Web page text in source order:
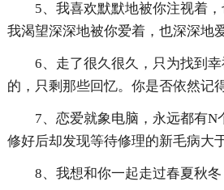
5、我喜欢默默地被你注视着，
我渴望深深地被你爱着，也深深地
6、走了很久很久，只为找到
的，只剩那些回忆。你是否依然记
7、恋爱就象电脑，永远都有N
修好后却发现等待修理的新毛病大于
8、我想和你一起走过春夏秋冬